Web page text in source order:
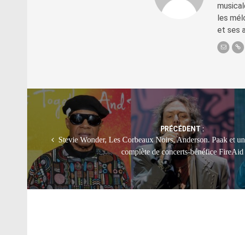
les
et ses
Post
navigation
PRÉCÉDENT :
Stevie Wonder, Les Corbeaux Noirs, Anderson. Paak et
complète de concerts-bénéfice FireAid